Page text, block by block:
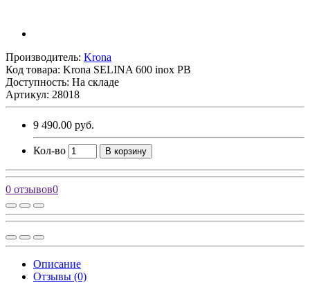
Производитель: Krona
Код товара: Krona SELINA 600 inox PB
Доступность: На складе
Артикул: 28018
9 490.00 руб.
Кол-во В корзину
0 отзывов0
Описание
Отзывы (0)